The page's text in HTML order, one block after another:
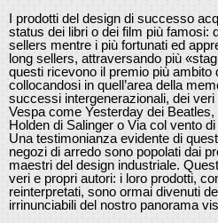
I prodotti del design di successo
status dei libri o dei film più famosi:
sellers mentre i più fortunati ed
long sellers, attraversando più
questi ricevono il premio più ambito
collocandosi in quell’area della
successi intergenerazionali, dei
Vespa come Yesterday dei
Holden di Salinger o Via col vento
Una testimonianza evidente di
negozi di arredo sono popolati dai
maestri del design industriale.
veri e propri autori: i loro prodotti,
reinterpretati, sono ormai divenuti
irrinunciabili del nostro panorama